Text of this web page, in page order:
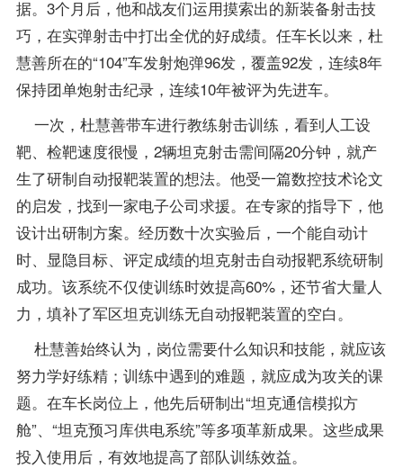
据。3个月后，他和战友们运用摸索出的新装备射击技
巧，在实弹射击中打出全优的好成绩。任车长以来，杜
慧善所在的“104”车发射炮弹96发，覆盖92发，连续8年
保持团单炮射击纪录，连续10年被评为先进车。
一次，杜慧善带车进行教练射击训练，看到人工设
靶、检靶速度很慢，2辆坦克射击需间隔20分钟，就产
生了研制自动报靶装置的想法。他受一篇数控技术论文
的启发，找到一家电子公司求援。在专家的指导下，他
设计出研制方案。经历数十次实验后，一个能自动计
时、显隐目标、评定成绩的坦克射击自动报靶系统研制
成功。该系统不仅使训练时效提高60%，还节省大量人
力，填补了军区坦克训练无自动报靶装置的空白。
杜慧善始终认为，岗位需要什么知识和技能，就应该
努力学好练精；训练中遇到的难题，就应成为攻关的课
题。在车长岗位上，他先后研制出“坦克通信模拟方
舱”、“坦克预习库供电系统”等多项革新成果。这些成果
投入使用后，有效地提高了部队训练效益。